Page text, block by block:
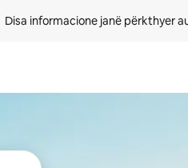
Disa informacione janë përkthyer